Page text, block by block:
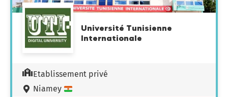
Université Tunisienne
Internationale
Etablissement privé
Niamey